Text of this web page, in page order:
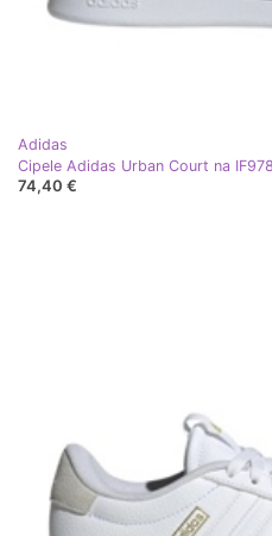
Adidas
Cipele Adidas Urban Court na
74,40 €